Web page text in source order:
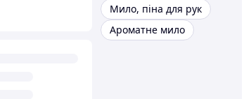
Мило, піна для рук
Ароматне мило